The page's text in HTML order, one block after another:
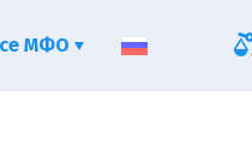
МФО